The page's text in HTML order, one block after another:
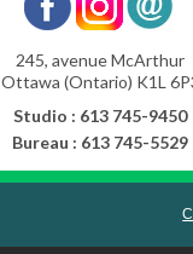
245, avenue McArthur
Ottawa (Ontario) K1L
Studio : 613 745-9450
Bureau : 613 745-5529